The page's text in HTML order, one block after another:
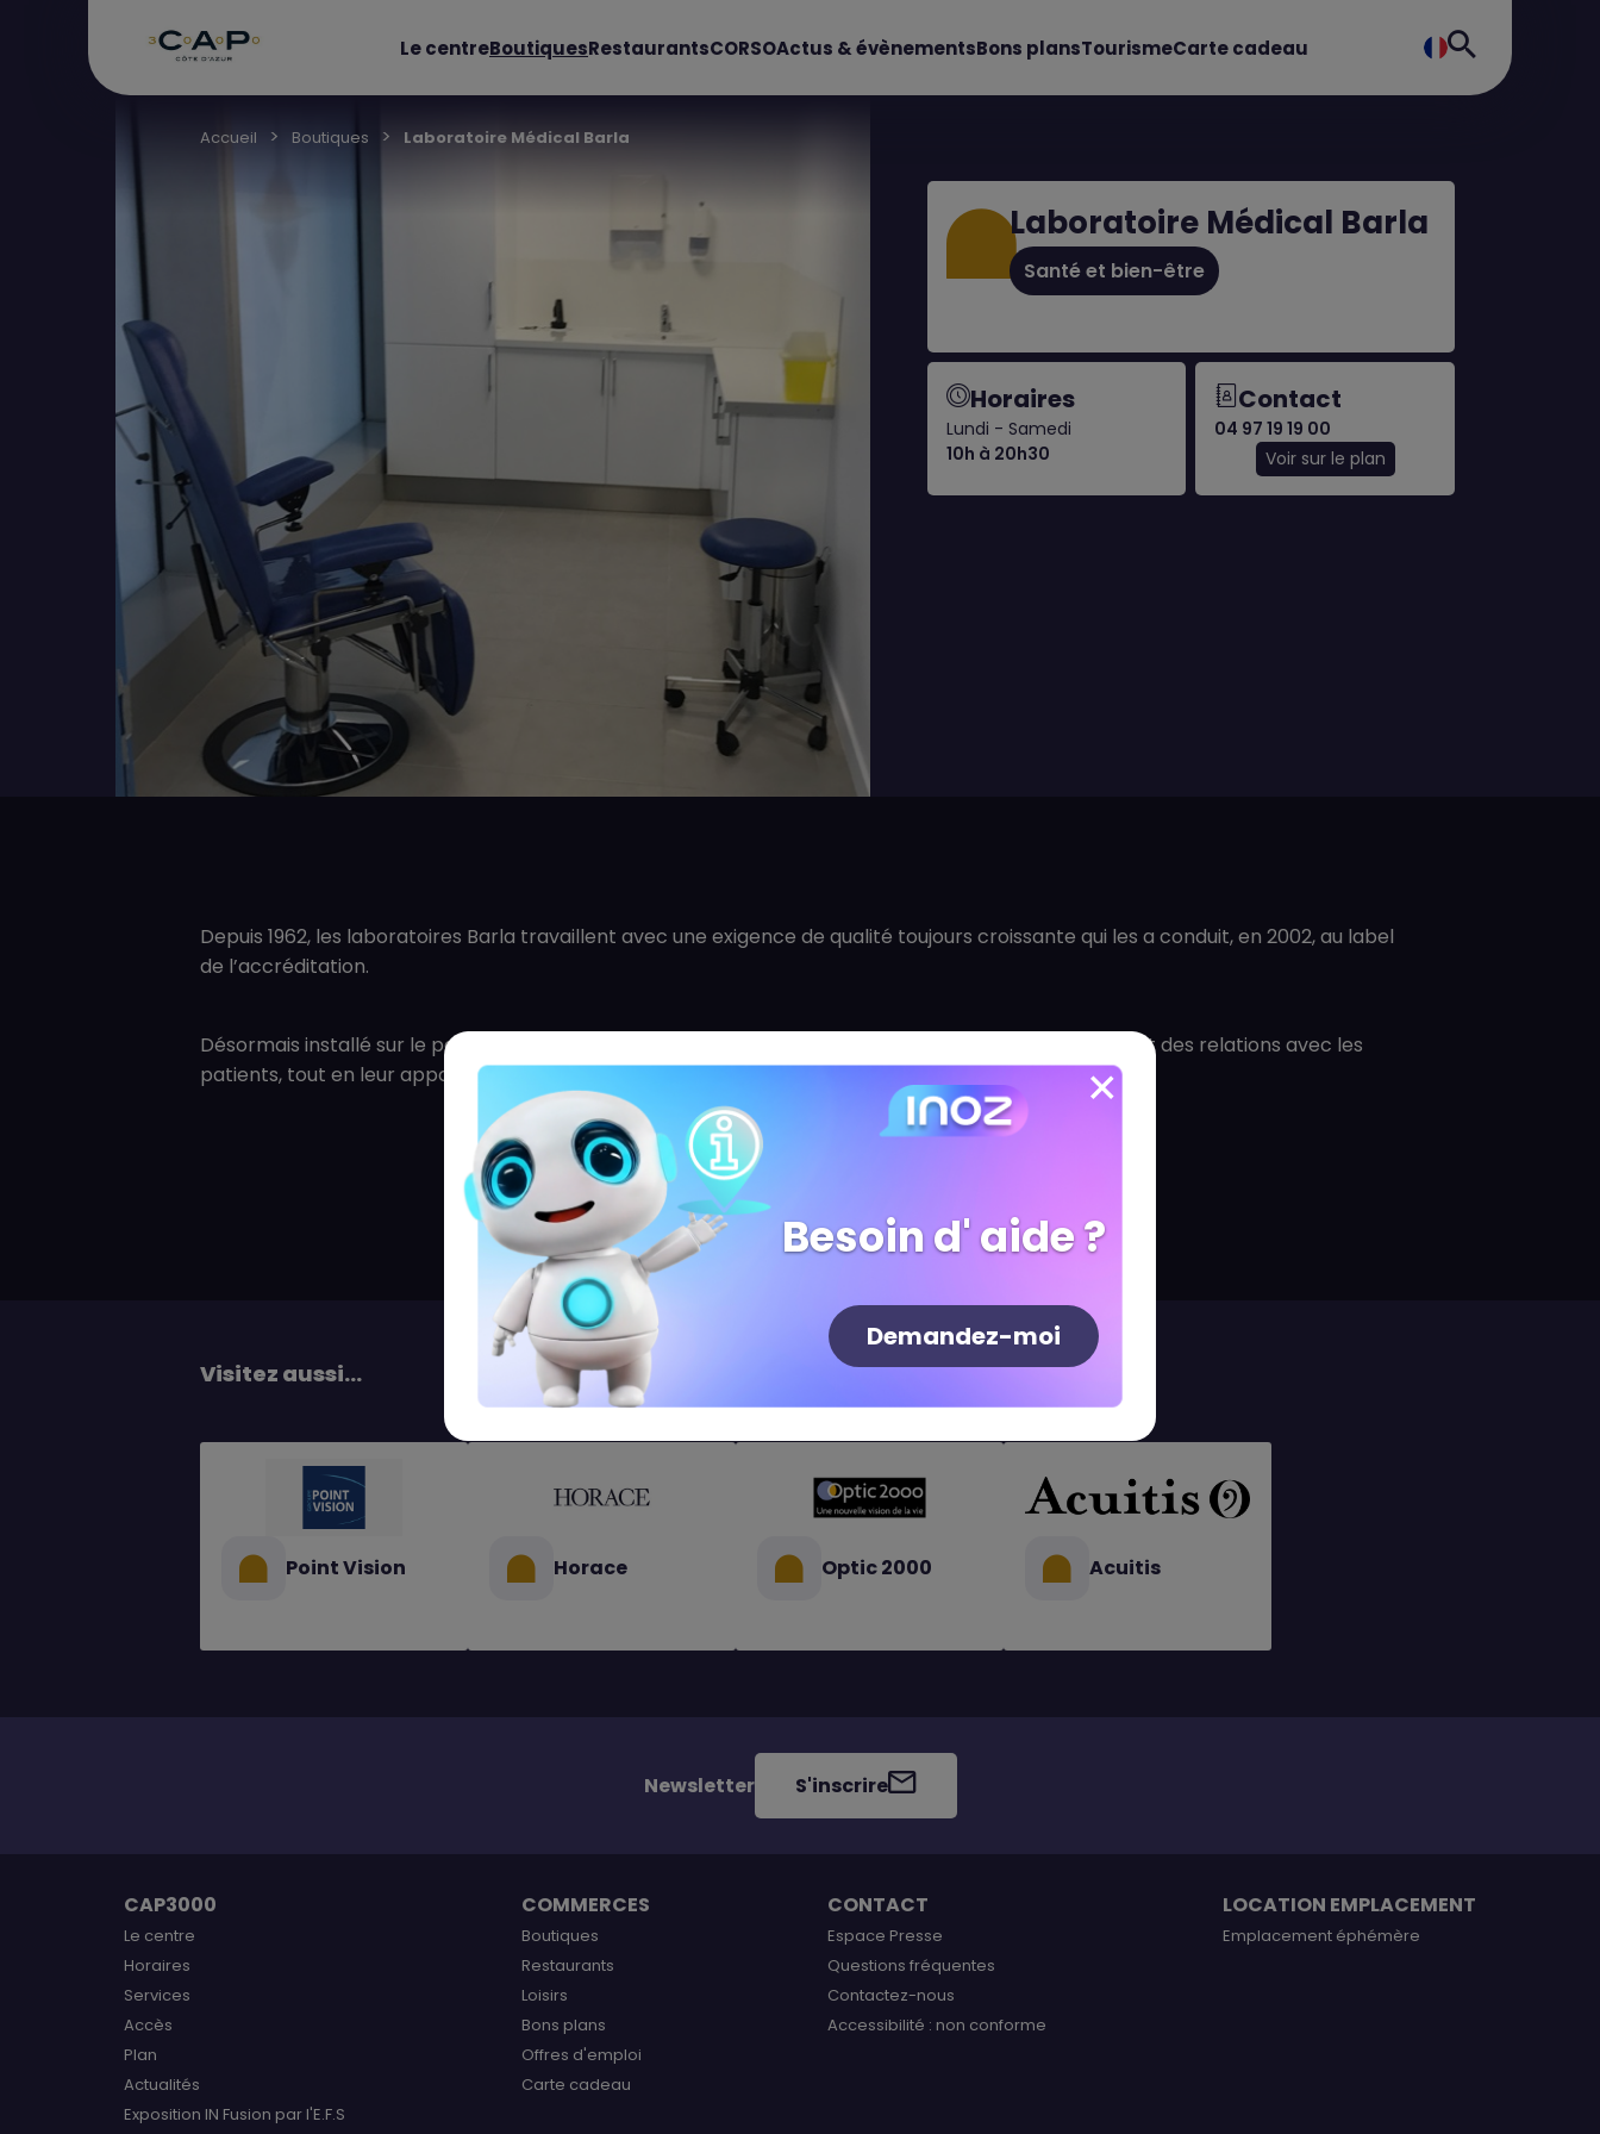
Le centreBoutiquesRestaurantsCORSOActus & évènementsBons plansTourismeCarte cadeau
Accueil Boutiques Laboratoire Médical Barla
Laboratoire Médical Barla
Santé et bien-être
Horaires
Lundi - Samedi
10h à 20h30
Contact
04 97 19 19 00
Voir sur le plan
Depuis 1962, les laboratoires Barla travaillent avec une exigence de qualité toujours croissante qui les a conduit, en 2002, au label
de l’accréditation.
Désormais installé sur le parvis Cap3000, le cabinet va pouvoir perpétrer la tradition du lien, du suivi, et des relations avec les
patients, tout en leur apportant leur savoir-faire.
Visitez aussi...
Point Vision Horace Optic 2000 Acuitis
Newsletter S'inscrire
CAP3000
Le centre
Horaires
Services
Accès
Plan
Actualités
Exposition IN Fusion par l'E.F.S
COMMERCES
Boutiques
Restaurants
Loisirs
Bons plans
Offres d'emploi
Carte cadeau
CONTACT
Espace Presse
Questions fréquentes
Contactez-nous
Accessibilité : non conforme
LOCATION EMPLACEMENT
Emplacement éphémère
Besoin d' aide ?
Demandez-moi